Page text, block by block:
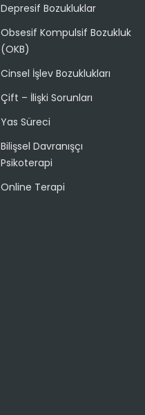
Depresif Bozukluklar
Obsesif Kompulsif Bozukluk
(OKB)
Cinsel İşlev Bozuklukları
Çift – İlişki Sorunları
Yas Süreci
Bilişsel Davranışçı
Psikoterapi
Online Terapi